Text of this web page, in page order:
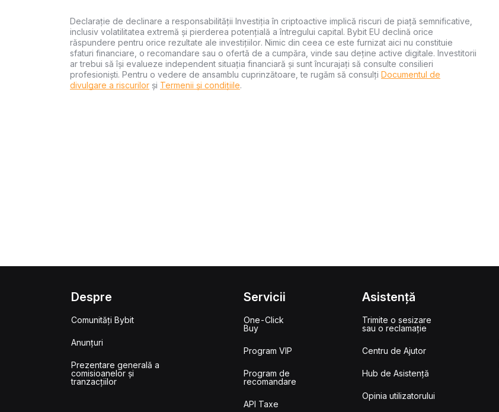
Declarație de declinare a responsabilității Investiția în criptoactive implică riscuri de piață semnificative,
inclusiv volatilitatea extremă și pierderea potențială a întregului capital. Bybit EU declină orice
răspundere pentru orice rezultate ale investițiilor. Nimic din ceea ce este furnizat aici nu constituie
sfaturi financiare, o recomandare sau o ofertă de a cumpăra, vinde sau deține active digitale. Investitorii
ar trebui să își evalueze independent situația financiară și sunt încurajați să consulte consilieri
profesioniști. Pentru o vedere de ansamblu cuprinzătoare, te rugăm să consulți Documentul de
divulgare a riscurilor și Termenii și condițiile.
Despre
Comunități Bybit
Anunțuri
Prezentare generală a
comisioanelor și
tranzacțiilor
Servicii
One-Click
Buy
Program VIP
Program de
recomandare
API Taxe
Asistență
Trimite o sesizare
sau o reclamație
Centru de Ajutor
Hub de Asistență
Opinia utilizatorului